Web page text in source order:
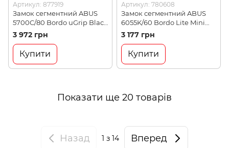
Артикул: 877919
Замок сегментний ABUS
5700C/80 Bordo uGrip Black
(877919)
3 972 грн
Купити
Артикул: 780608
Замок сегментний ABUS
6055K/60 Bordo Lite Mini
Black , без кріплення
(780608)
3 177 грн
Купити
Показати ще 20 товарів
Назад 1 з 14 Вперед